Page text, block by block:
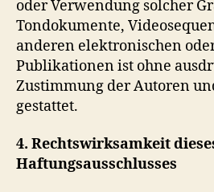
oder Verwendung solcher
Tondokumente,
anderen elektronischen
Publikationen ist ohne
Zustimmung der Autoren
gestattet.
4. Rechtswirksamkeit
Haftungsausschlusses